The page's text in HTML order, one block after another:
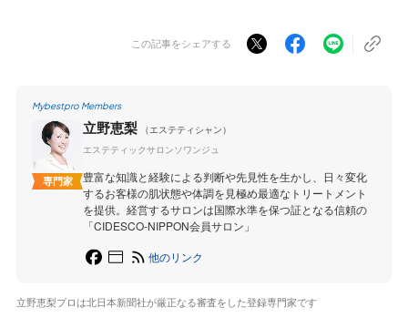
この記事をシェアする
Mybestpro Members
専門家
立野恵梨
（エステティシャン）
エステティックサロンソワンジュ
豊富な知識と経験による判断や先見性を生かし、日々変化
するお客様の肌状態や体調を見極め最適なトリートメント
を提供。経営するサロンは国際水準を保つ証となる信頼の
「CIDESCO-NIPPON会員サロン」
他のリンク
立野恵梨プロは北日本新聞社が厳正なる審査をした登録専門家です